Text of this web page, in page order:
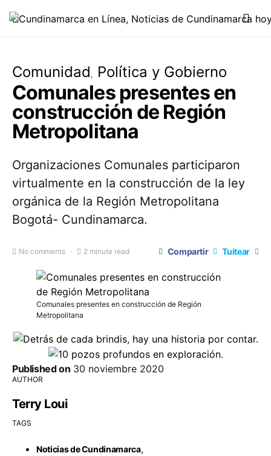
Comunidad Política y Gobierno
Comunales presentes en
construcción de Región
Metropolitana
Organizaciones Comunales participaron
virtualmente en la construcción de la ley
orgánica de la Región Metropolitana
Bogotá- Cundinamarca.
No comments 2 minute read Compartir Tuitear
Comunales presentes en construcción de Región
Metropolitana
Published on 30 noviembre 2020
AUTHOR
Terry Loui
TAGS
Noticias de Cundinamarca,